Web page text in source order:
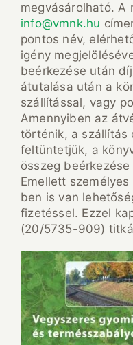
megvásárolható. A
info@vmnk.hu
pontos név,
igény
beérkezése után
átutalása után a
szállítással, vagy
Amennyiben az
történik, a szállítás
feltüntetjük, a
összeg
Emellett
ben is van
fizetéssel. Ezzel
(20/5735-909)